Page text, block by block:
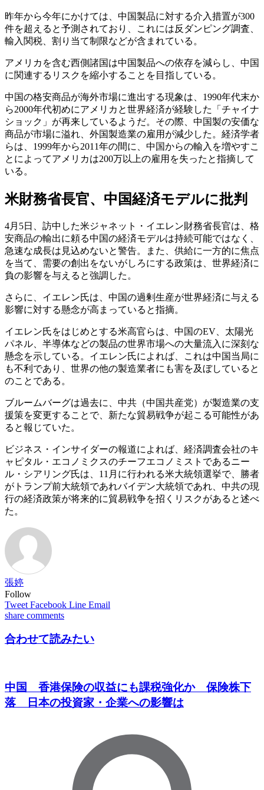
昨年から今年にかけては、中国製品に対する介入措置が300
件を超えると予測されており、これには反ダンピング調査、
輸入関税、割り当て制限などが含まれている。
アメリカを含む西側諸国は中国製品への依存を減らし、中国
に関連するリスクを縮小することを目指している。
中国の格安商品が海外市場に進出する現象は、1990年代末か
ら2000年代初めにアメリカと世界経済が経験した「チャイナ
ショック」が再来しているようだ。その際、中国製の安価な
商品が市場に溢れ、外国製造業の雇用が減少した。経済学者
らは、1999年から2011年の間に、中国からの輸入を増やすこ
とによってアメリカは200万以上の雇用を失ったと指摘して
いる。
米財務省長官、中国経済モデルに批判
4月5日、訪中した米ジャネット・イエレン財務省長官は、格
安商品の輸出に頼る中国の経済モデルは持続可能ではなく、
急速な成長は見込めないと警告。また、供給に一方的に焦点
を当て、需要の創出をないがしろにする政策は、世界経済に
負の影響を与えると強調した。
さらに、イエレン氏は、中国の過剰生産が世界経済に与える
影響に対する懸念が高まっていると指摘。
イエレン氏をはじめとする米高官らは、中国のEV、太陽光
パネル、半導体などの製品の世界市場への大量流入に深刻な
懸念を示している。イエレン氏によれば、これは中国当局に
も不利であり、世界の他の製造業者にも害を及ぼしていると
のことである。
ブルームバーグは過去に、中共（中国共産党）が製造業の支
援策を変更することで、新たな貿易戦争が起こる可能性があ
ると報じていた。
ビジネス・インサイダーの報道によれば、経済調査会社のキ
ャピタル・エコノミクスのチーフエコノミストであるニー
ル・シアリング氏は、11月に行われる米大統領選挙で、勝者
がトランプ前大統領であれバイデン大統領であれ、中共の現
行の経済政策が将来的に貿易戦争を招くリスクがあると述べ
た。
張婷
Follow
Tweet Facebook Line Email
share comments
合わせて読みたい
中国 香港保険の収益にも課税強化か 保険株下
落 日本の投資家・企業への影響は